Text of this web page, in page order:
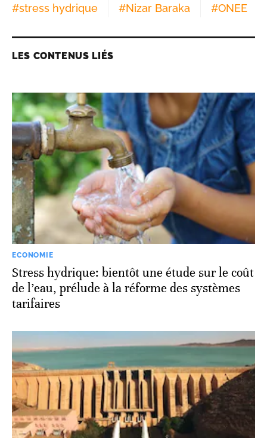
#stress hydrique #Nizar Baraka #ONEE
LES CONTENUS LIÉS
ECONOMIE
Stress hydrique: bientôt une étude sur le coût
de l’eau, prélude à la réforme des systèmes
tarifaires